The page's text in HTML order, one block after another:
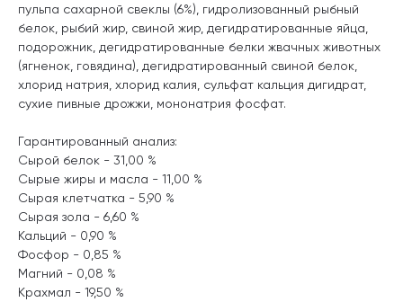
пульпа сахарной свеклы (6%), гидролизованный рыбный
белок, рыбий жир, свиной жир, дегидратированные яйца,
подорожник, дегидратированные белки жвачных животных
(ягненок, говядина), дегидратированный свиной белок,
хлорид натрия, хлорид калия, сульфат кальция дигидрат,
сухие пивные дрожжи, мононатрия фосфат.
Гарантированный анализ:
Сырой белок - 31,00 %
Сырые жиры и масла - 11,00 %
Сырая клетчатка - 5,90 %
Сырая зола - 6,60 %
Кальций - 0,90 %
Фосфор - 0,85 %
Магний - 0,08 %
Крахмал - 19,50 %